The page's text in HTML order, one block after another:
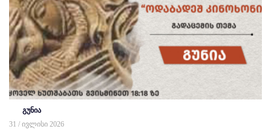
გუნია
31 / ივლისი 2026